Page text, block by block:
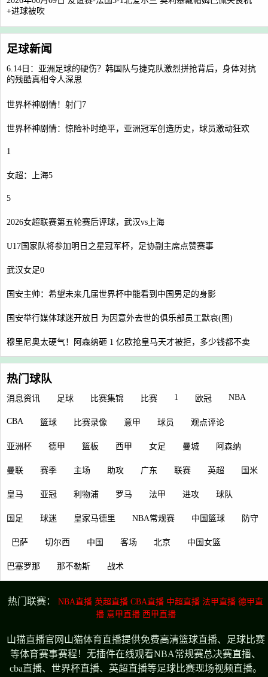
+进球被吹
足球新闻
6.14日：亚洲足球的硬伤？韩国队与捷克队激烈拼抢背后，身体对抗
的残酷真相令人深思
世界杯神剧情！射门7
世界杯神剧情：惊险补时绝平，亚洲冠军创造历史，球员激动狂欢
1
女超：上海5
5
2026女超联赛第五轮赛后评球，武汉vs上海
U17国家队将参加明日之星冠军杯，足协副主席点赞赛事
武汉女足0
国安主帅：希望未来几届世界杯中能看到中国男足的身影
国安举行媒体球迷开放日 为因意外去世的俱乐部员工默哀(图)
穆里尼奥太硬气！阿森纳砸 1 亿欧抢皇马天才被拒，多少钱都不卖
热门球队
消息资讯 足球 比赛集锦 比赛 1 欧冠 NBA
CBA 篮球 比赛录像 意甲 球员 观点评论
亚洲杯 德甲 篮板 西甲 女足 曼城 阿森纳
曼联 赛季 主场 助攻 广东 联赛 英超 国米
皇马 亚冠 利物浦 罗马 法甲 进攻 球队
国足 球迷 皇家马德里 NBA常规赛 中国篮球 防守
巴萨 切尔西 中国 客场 北京 中国女篮
巴塞罗那 那不勒斯 战术
热门联赛： NBA直播 英超直播 CBA直播 中超直播 法甲直播 德甲直
播 意甲直播 西甲直播
山猫直播官网山猫体育直播提供免费高清篮球直播、足球比赛
等体育赛事赛程！无插件在线观看NBA常规赛总决赛直播、
cba直播、世界杯直播、英超直播等足球比赛现场视频直播。